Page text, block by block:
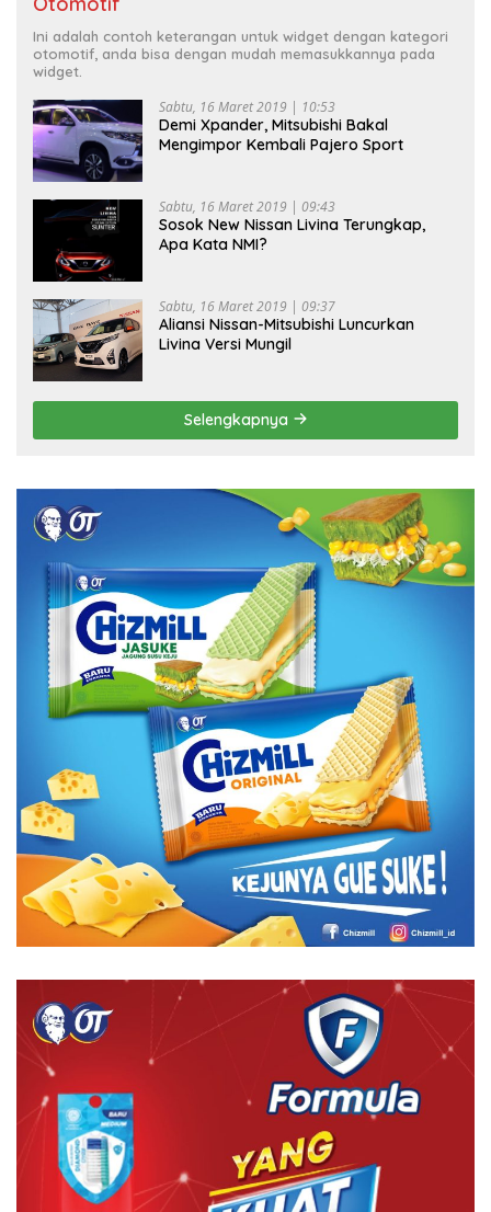
Ini adalah contoh keterangan untuk widget dengan kategori
otomotif, anda bisa dengan mudah memasukkannya pada
widget.
Sabtu, 16 Maret 2019 | 10:53
Demi Xpander, Mitsubishi Bakal
Mengimpor Kembali Pajero Sport
Sabtu, 16 Maret 2019 | 09:43
Sosok New Nissan Livina Terungkap,
Apa Kata NMI?
Sabtu, 16 Maret 2019 | 09:37
Aliansi Nissan-Mitsubishi Luncurkan
Livina Versi Mungil
Selengkapnya